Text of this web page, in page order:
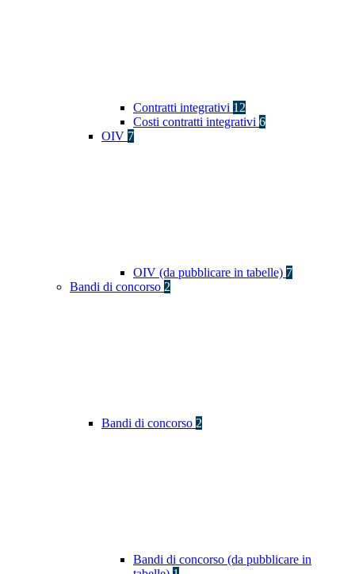
Contratti integrativi 12
Costi contratti integrativi 6
OIV 7
OIV (da pubblicare in tabelle) 7
Bandi di concorso 2
Bandi di concorso 2
Bandi di concorso (da pubblicare in